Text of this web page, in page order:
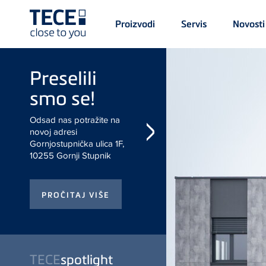
Main
Menü
1
Proizvodi Servis Novosti
Preselili smo se!
Odsad nas potražite na novoj
adresi Gornjostupnička ulica
1F, 10255 Gornji Stupnik
TECEspotlight